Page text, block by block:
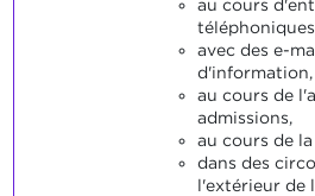
au cours
avec des e-
d'information,
au cours de
admissions,
au cours de
dans des
l'extérieur de